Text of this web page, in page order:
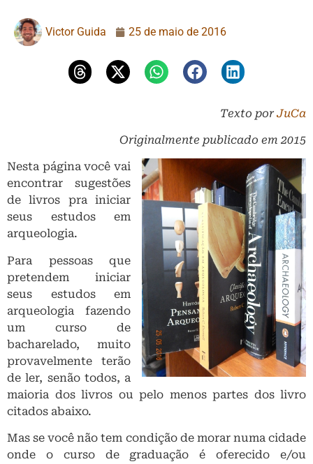
Victor Guida 25 de maio de 2016
Texto por JuCa
Originalmente publicado em 2015
Nesta página você vai
encontrar sugestões
de livros pra iniciar
seus estudos em
arqueologia.
Para pessoas que
pretendem iniciar
seus estudos em
arqueologia fazendo
um curso de
bacharelado, muito
provavelmente terão
de ler, senão todos, a
maioria dos livros ou pelo menos partes dos livro
citados abaixo.
Mas se você não tem condição de morar numa cidade
onde o curso de graduação é oferecido e/ou